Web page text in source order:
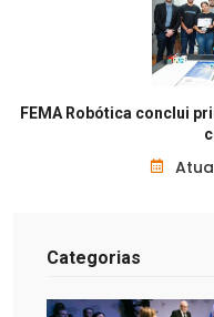
FEMA Robótica conclui
Categorias